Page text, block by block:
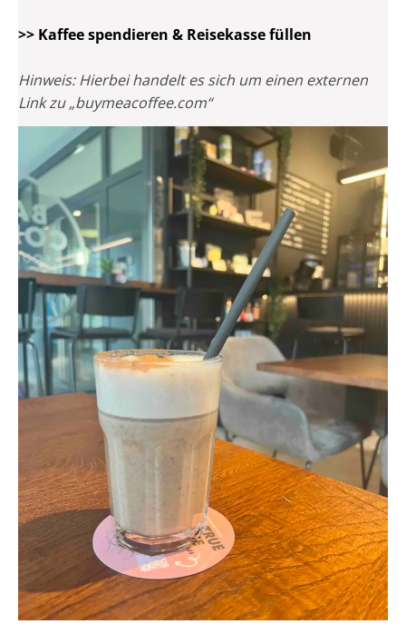
>> Kaffee spendieren & Reisekasse füllen
Hinweis: Hierbei handelt es sich um einen externen
Link zu „buymeacoffee.com“